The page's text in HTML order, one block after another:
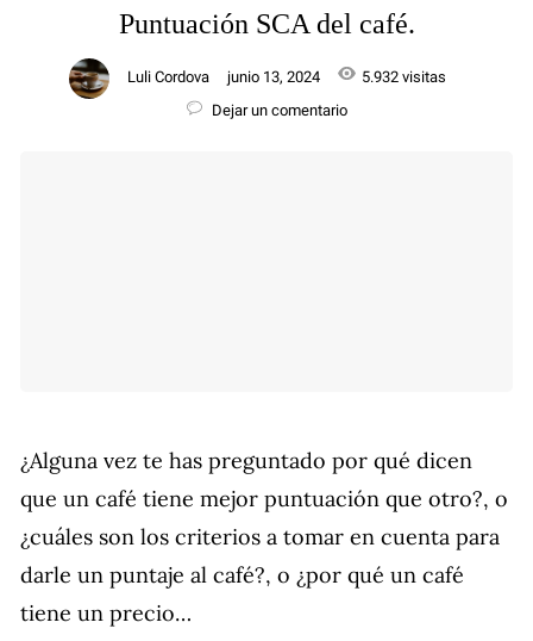
Puntuación SCA del café.
Luli Cordova junio 13, 2024
5.932 visitas
Dejar un comentario
¿Alguna vez te has preguntado por qué dicen
que un café tiene mejor puntuación que otro?, o
¿cuáles son los criterios a tomar en cuenta para
darle un puntaje al café?, o ¿por qué un café
tiene un precio…